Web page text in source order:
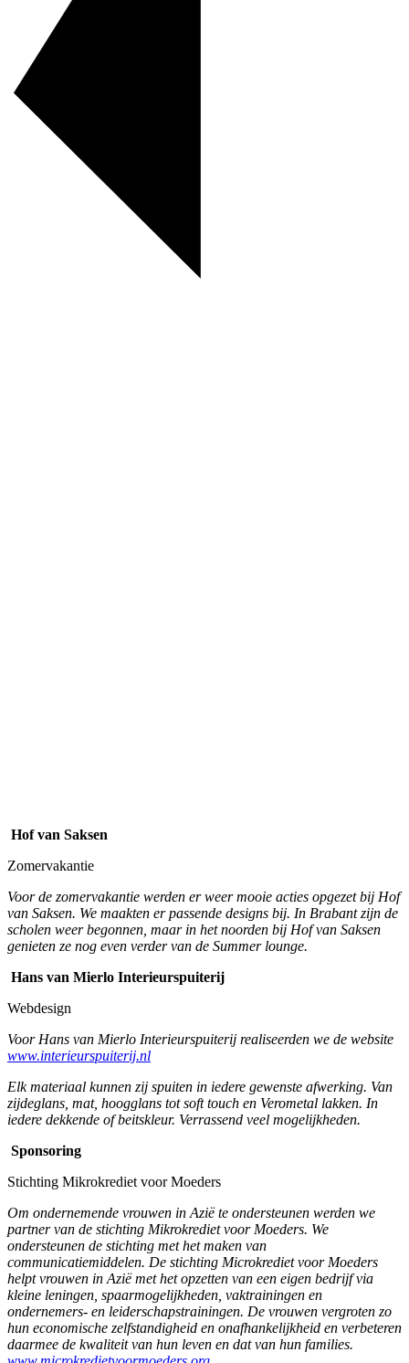
Hof van Saksen
Zomervakantie
Voor de zomervakantie werden er weer mooie acties opgezet bij Hof
van Saksen. We maakten er passende designs bij. In Brabant zijn de
scholen weer begonnen, maar in het noorden bij Hof van Saksen
genieten ze nog even verder van de Summer lounge.
Hans van Mierlo Interieurspuiterij
Webdesign
Voor Hans van Mierlo Interieurspuiterij realiseerden we de website
www.interieurspuiterij.nl
Elk materiaal kunnen zij spuiten in iedere gewenste afwerking. Van
zijdeglans, mat, hoogglans tot soft touch en Verometal lakken. In
iedere dekkende of beitskleur. Verrassend veel mogelijkheden.
Sponsoring
Stichting Mikrokrediet voor Moeders
Om ondernemende vrouwen in Azië te ondersteunen werden we
partner van de stichting Mikrokrediet voor Moeders. We
ondersteunen de stichting met het maken van
communicatiemiddelen. De stichting Microkrediet voor Moeders
helpt vrouwen in Azië met het opzetten van een eigen bedrijf via
kleine leningen, spaarmogelijkheden, vaktrainingen en
ondernemers- en leiderschapstrainingen. De vrouwen vergroten zo
hun economische zelfstandigheid en onafhankelijkheid en verbeteren
daarmee de kwaliteit van hun leven en dat van hun families.